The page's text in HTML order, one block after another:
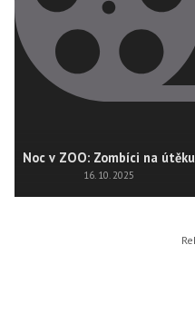
Noc v ZOO: Zombíci na útěku
16. 10. 2025